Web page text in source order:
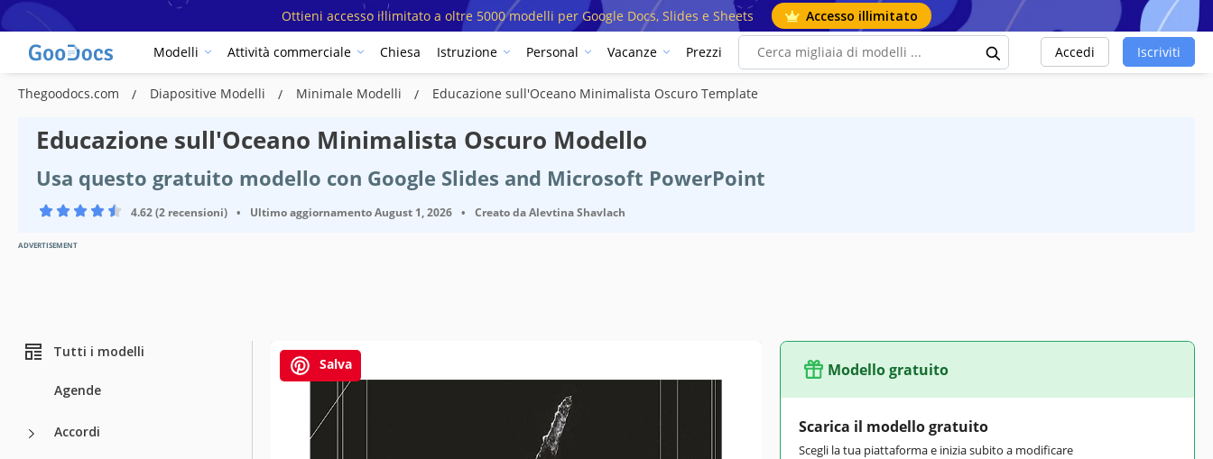
Ottieni accesso illimitato a oltre 5000 modelli per Google Docs, Slides e Sheets Accesso illimitato
Modelli Attività commerciale Chiesa Istruzione Personal Vacanze Prezzi Accedi Iscriviti
Thegoodocs.com Diapositive Modelli Minimale Modelli Educazione sull'Oceano Minimalista Oscuro Template
Educazione sull'Oceano Minimalista Oscuro Modello
Usa questo gratuito modello con Google Slides and Microsoft PowerPoint
4.62 (2 recensioni) • Ultimo aggiornamentoAugust 1, 2026 • Creato daAlevtina Shavlach
ADVERTISEMENT
Tutti i modelli
Agende
Accordi
Salva Modello gratuito
Scarica il modello gratuito
Scegli la tua piattaforma e inizia subito a modificare